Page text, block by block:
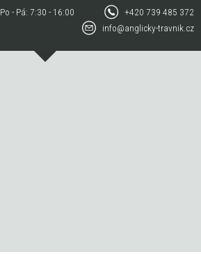
Po - Pá: 7:30 - 16:00
+420 739 485 372
info@anglicky-travnik.cz